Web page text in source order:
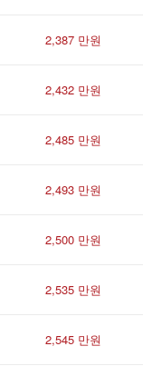
2,387 만원
2,432 만원
2,485 만원
2,493 만원
2,500 만원
2,535 만원
2,545 만원